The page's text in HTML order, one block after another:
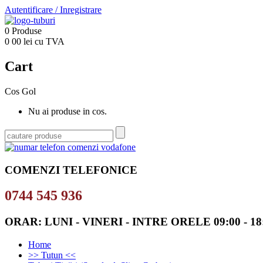
Autentificare /Inregistrare
0 Produse
0 00 lei cu TVA
Cart
Cos Gol
Nu ai produse in cos.
COMENZI TELEFONICE
0744 545 936
ORAR: LUNI - VINERI - INTRE ORELE 09:00 -
Home
>> Tutun <<